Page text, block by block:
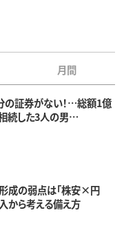
月間
の証券がない！…総額1億
続した3人の男…
成の弱点は「株安×円
から考える備え方